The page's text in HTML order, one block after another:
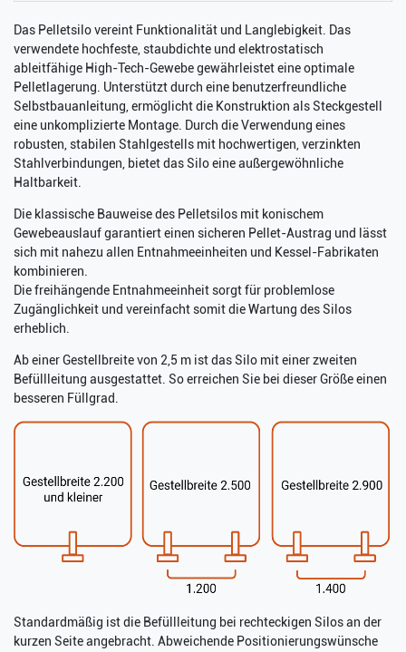
Das Pelletsilo vereint Funktionalität und Langlebigkeit. Das
verwendete hochfeste, staubdichte und elektrostatisch
ableitfähige High-Tech-Gewebe gewährleistet eine optimale
Pelletlagerung. Unterstützt durch eine benutzerfreundliche
Selbstbauanleitung, ermöglicht die Konstruktion als Steckgestell
eine unkomplizierte Montage. Durch die Verwendung eines
robusten, stabilen Stahlgestells mit hochwertigen, verzinkten
Stahlverbindungen, bietet das Silo eine außergewöhnliche
Haltbarkeit.
Die klassische Bauweise des Pelletsilos mit konischem
Gewebeauslauf garantiert einen sicheren Pellet-Austrag und lässt
sich mit nahezu allen Entnahmeeinheiten und Kessel-Fabrikaten
kombinieren.
Die freihängende Entnahmeeinheit sorgt für problemlose
Zugänglichkeit und vereinfacht somit die Wartung des Silos
erheblich.
Ab einer Gestellbreite von 2,5 m ist das Silo mit einer zweiten
Befüllleitung ausgestattet. So erreichen Sie bei dieser Größe einen
besseren Füllgrad.
Standardmäßig ist die Befüllleitung bei rechteckigen Silos an der
kurzen Seite angebracht. Abweichende Positionierungswünsche